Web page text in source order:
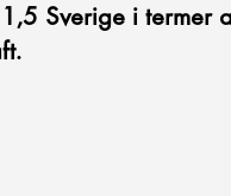
Sverige i termer